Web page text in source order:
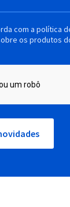
com a política
os produtos